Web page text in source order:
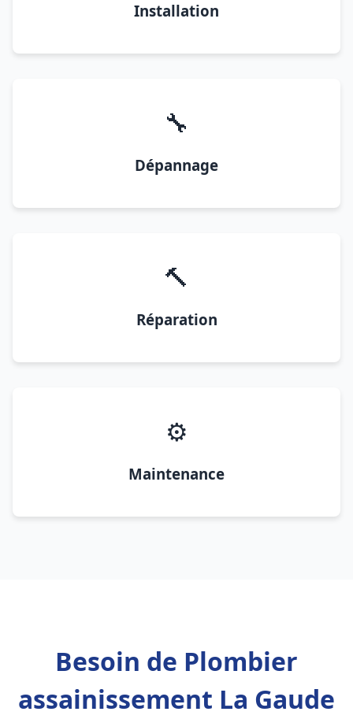
Installation
🔧
Dépannage
🔨
Réparation
⚙️
Maintenance
Besoin de Plombier
assainissement La Gaude